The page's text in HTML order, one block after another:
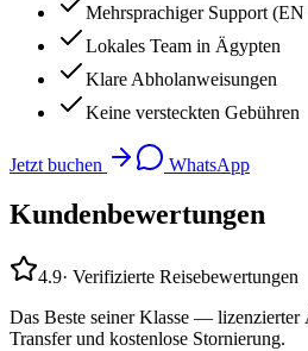
Mehrsprachiger Support
Lokales Team in Ägypten
Klare Abholanweisungen
Keine versteckten Gebühren
Jetzt buchen WhatsApp
Kundenbewertungen
4.9· Verifizierte Reisebewertungen
Das Beste seiner Klasse —
Transfer und kostenlose Stornierung.